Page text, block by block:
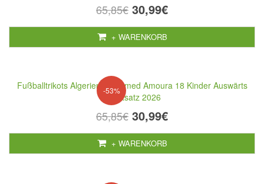
65,85€ 30,99€
+ WARENKORB
-53%
Fußballtrikots Algerien Mohamed Amoura 18 Kinder Auswärts
Trikotsatz 2026
65,85€ 30,99€
+ WARENKORB